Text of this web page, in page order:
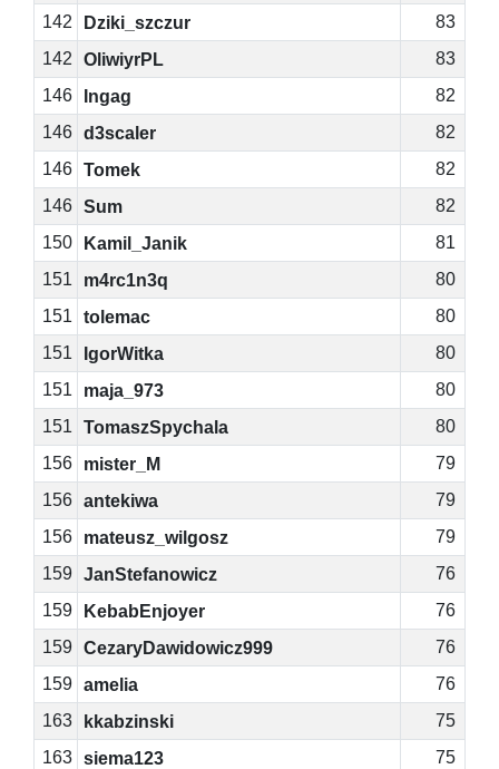
142
Dziki_szczur
83
142
OliwiyrPL
83
146
Ingag
82
146 d3scaler
82
146 Tomek
82
146 Sum
82
150
Kamil_Janik
81
151
m4rc1n3q
80
151
tolemac
80
151
IgorWitka
80
151
maja_973
80
151
TomaszSpychala
80
156
mister_M
79
156 antekiwa
79
156
mateusz_wilgosz
79
159 JanStefanowicz
76
159
KebabEnjoyer
76
159 CezaryDawidowicz999
76
159 amelia
76
163
kkabzinski
75
163 siema123
75